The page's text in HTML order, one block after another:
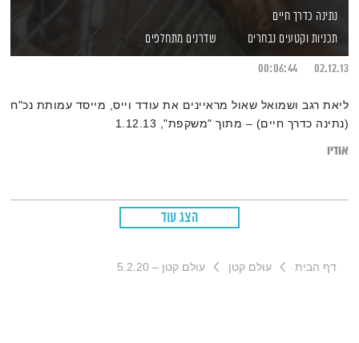
נתינה כדרך חיים
תכניות וקטעים נבחרים
שדרנים מתחלפים
02.12.13
00:06:44
ליאת רגב ושמואל שאול מראיינים את עודד וייס, מייסד עמותת נכ"ח
(נתינה כדרך חיים) – מתוך "משקפת", 1.12.13
אודיו
הצג עוד
דף הבית עולם קטן עולם קטן – 5.2.20